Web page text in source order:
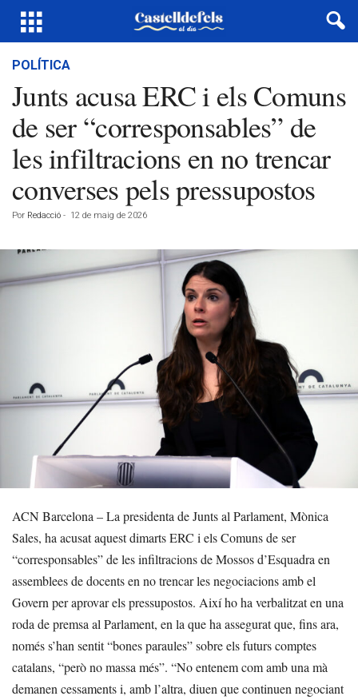
POLÍTICA
Junts acusa ERC i els Comuns
de ser “corresponsables” de
les infiltracions en no trencar
converses pels pressupostos
Por Redacció - 12 de maig de 2026
ACN Barcelona – La presidenta de Junts al Parlament, Mònica
Sales, ha acusat aquest dimarts ERC i els Comuns de ser
“corresponsables” de les infiltracions de Mossos d’Esquadra en
assemblees de docents en no trencar les negociacions amb el
Govern per aprovar els pressupostos. Així ho ha verbalitzat en una
roda de premsa al Parlament, en la que ha assegurat que, fins ara,
només s’han sentit “bones paraules” sobre els futurs comptes
catalans, “però no massa més”. “No entenem com amb una mà
demanen cessaments i, amb l’altra, diuen que continuen negociant